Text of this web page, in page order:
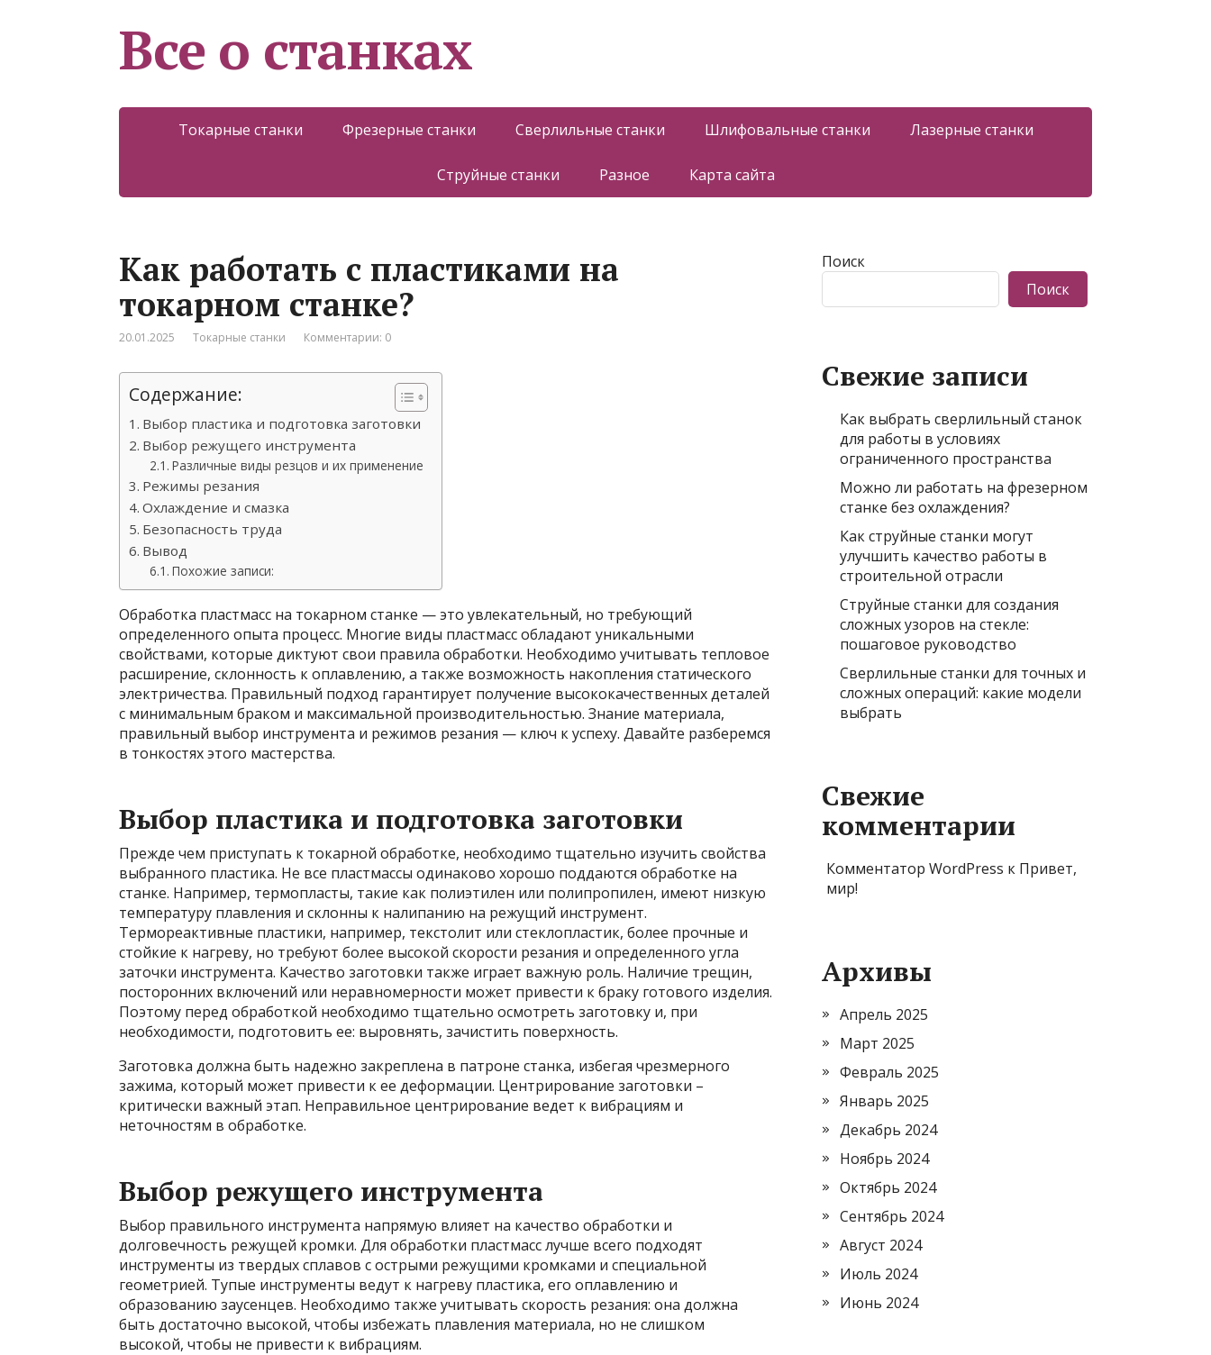
Все о станках
Токарные станки Фрезерные станки Сверлильные станки Шлифовальные станки Лазерные станки
Струйные станки Разное Карта сайта
Как работать с пластиками на
токарном станке?
20.01.2025 Токарные станки Комментарии: 0
Содержание:
Выбор пластика и подготовка заготовки
Выбор режущего инструмента
Различные виды резцов и их применение
Режимы резания
Охлаждение и смазка
Безопасность труда
Вывод
Похожие записи:
Обработка пластмасс на токарном станке — это увлекательный, но требующий
определенного опыта процесс. Многие виды пластмасс обладают уникальными
свойствами, которые диктуют свои правила обработки. Необходимо учитывать тепловое
расширение, склонность к оплавлению, а также возможность накопления статического
электричества. Правильный подход гарантирует получение высококачественных деталей
с минимальным браком и максимальной производительностью. Знание материала,
правильный выбор инструмента и режимов резания — ключ к успеху. Давайте разберемся
в тонкостях этого мастерства.
Выбор пластика и подготовка заготовки
Прежде чем приступать к токарной обработке, необходимо тщательно изучить свойства
выбранного пластика. Не все пластмассы одинаково хорошо поддаются обработке на
станке. Например, термопласты, такие как полиэтилен или полипропилен, имеют низкую
температуру плавления и склонны к налипанию на режущий инструмент.
Термореактивные пластики, например, текстолит или стеклопластик, более прочные и
стойкие к нагреву, но требуют более высокой скорости резания и определенного угла
заточки инструмента. Качество заготовки также играет важную роль. Наличие трещин,
посторонних включений или неравномерности может привести к браку готового изделия.
Поэтому перед обработкой необходимо тщательно осмотреть заготовку и, при
необходимости, подготовить ее: выровнять, зачистить поверхность.
Заготовка должна быть надежно закреплена в патроне станка, избегая чрезмерного
зажима, который может привести к ее деформации. Центрирование заготовки –
критически важный этап. Неправильное центрирование ведет к вибрациям и
неточностям в обработке.
Выбор режущего инструмента
Выбор правильного инструмента напрямую влияет на качество обработки и
долговечность режущей кромки. Для обработки пластмасс лучше всего подходят
инструменты из твердых сплавов с острыми режущими кромками и специальной
геометрией. Тупые инструменты ведут к нагреву пластика, его оплавлению и
образованию заусенцев. Необходимо также учитывать скорость резания: она должна
быть достаточно высокой, чтобы избежать плавления материала, но не слишком
высокой, чтобы не привести к вибрациям.
Поиск
Поиск
Свежие записи
Как выбрать сверлильный станок
для работы в условиях
ограниченного пространства
Можно ли работать на фрезерном
станке без охлаждения?
Как струйные станки могут
улучшить качество работы в
строительной отрасли
Струйные станки для создания
сложных узоров на стекле:
пошаговое руководство
Сверлильные станки для точных и
сложных операций: какие модели
выбрать
Свежие
комментарии
Комментатор WordPress к Привет,
мир!
Архивы
Апрель 2025
Март 2025
Февраль 2025
Январь 2025
Декабрь 2024
Ноябрь 2024
Октябрь 2024
Сентябрь 2024
Август 2024
Июль 2024
Июнь 2024